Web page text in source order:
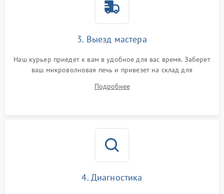
3. Выезд мастера
Наш курьер приедет к вам в удобное для вас время. Заберет
ваш микроволновая печь и привезет на склад для
Подробнее
4. Диагностика